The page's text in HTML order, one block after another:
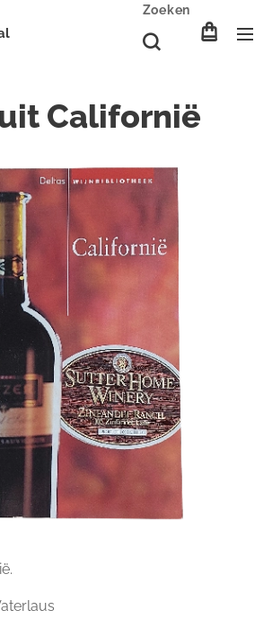
Zoeken
Californië